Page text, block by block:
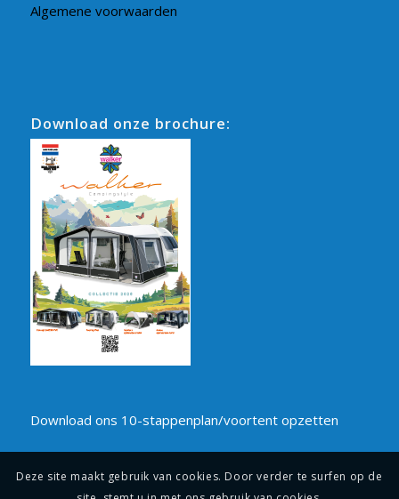
Algemene voorwaarden
Download onze brochure:
Download ons 10-stappenplan/voortent opzetten
Deze site maakt gebruik van cookies. Door verder te surfen op de